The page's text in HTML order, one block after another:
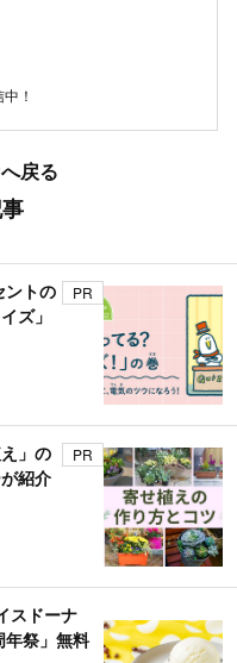
！
戻る
ントの
ズ」
PR
」の
紹介
PR
スドーナ
年祭」無料